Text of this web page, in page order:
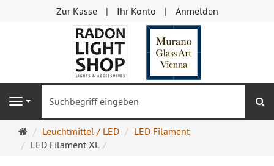
Zur Kasse Ihr Konto Anmelden
Navigation
Startseite
Leuchtmittel / LED
LED Filament
LED Filament XL